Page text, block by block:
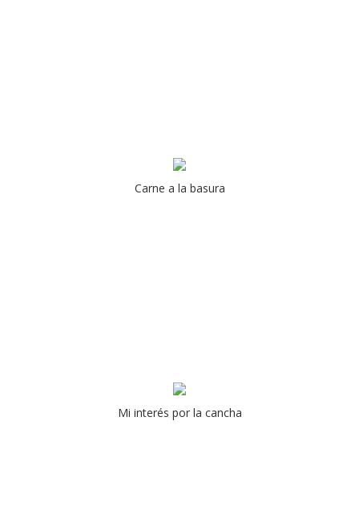
Carne a la basura
Mi interés por la cancha